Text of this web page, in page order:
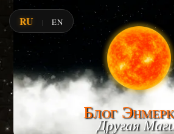
Блог
Другая
RU | EN